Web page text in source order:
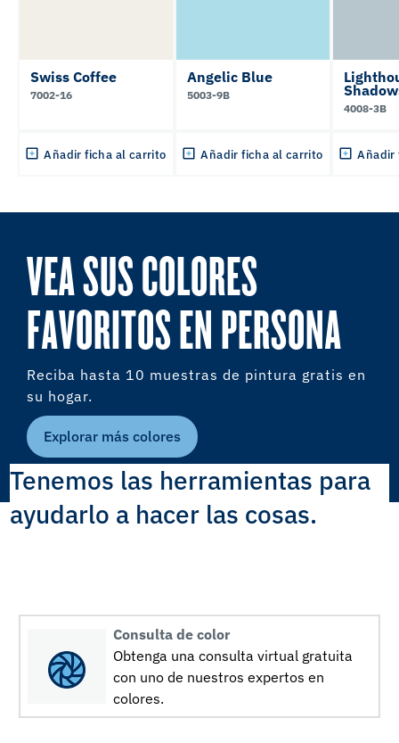
Swiss Coffee
7002-16
Añadir ficha al carrito
Angelic Blue
5003-9B
Añadir ficha al carrito
4008-3B
Añadir
VEA SUS COLORES
FAVORITOS EN PERSONA
Reciba hasta 10 muestras de pintura gratis en
su hogar.
Explorar más colores
Tenemos las herramientas para
ayudarlo a hacer las cosas.
Consulta de color
Obtenga una consulta virtual gratuita
con uno de nuestros expertos en
colores.